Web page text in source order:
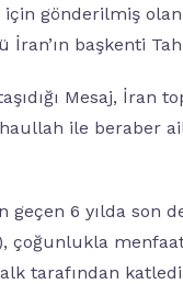
için gönderilmiş olan
başkenti
Mesaj, İran
ile beraber
geçen 6 yılda son
çoğunlukla
tarafından